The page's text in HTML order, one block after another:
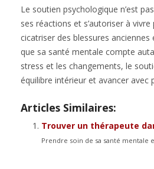
Le soutien psychologique n’est
ses réactions et s’autoriser à
cicatriser des blessures
que sa santé mentale compte
stress et les changements, le
équilibre intérieur et avancer avec
Articles Similaires:
Trouver un thérapeute
Prendre soin de sa santé